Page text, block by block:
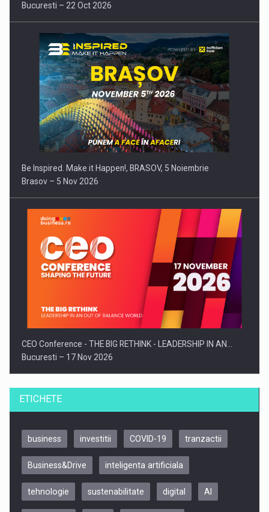
Bucuresti – 22 Oct 2026
Be Inspired. Make it Happen!, BRASOV, 5 Noiembrie
Brasov – 5 Nov 2026
CEO Conference - THE BIG RETHINK - LEADERSHIP IN AN…
Bucuresti – 17 Nov 2026
ETICHETE
business investitii COVID-19 tranzactii
Business&Drive inteligenta artificiala
tehnologie sustenabilitate digital AI